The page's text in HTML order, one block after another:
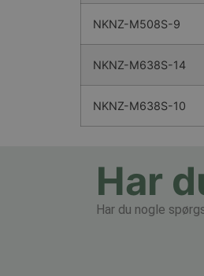
NKNZ-M508S-9
NKNZ-M638S-14
NKNZ-M638S-10
Har
Har du nogle